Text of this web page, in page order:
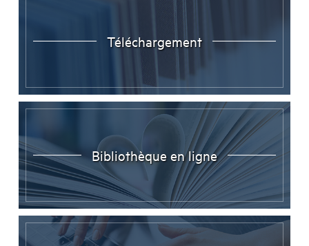
Téléchargement
Bibliothèque en ligne